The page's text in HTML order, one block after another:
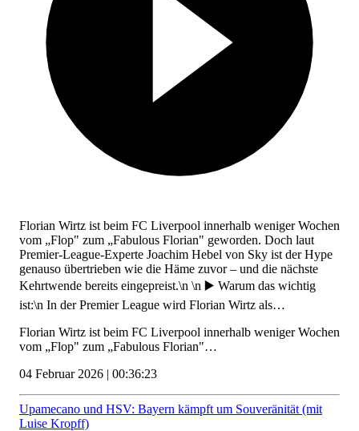
Florian Wirtz ist beim FC Liverpool innerhalb weniger Wochen
vom „Flop" zum „Fabulous Florian" geworden. Doch laut
Premier-League-Experte Joachim Hebel von Sky ist der Hype
genauso übertrieben wie die Häme zuvor – und die nächste
Kehrtwende bereits eingepreist.\n \n ▶️ Warum das wichtig
ist:\n In der Premier League wird Florian Wirtz als…
Florian Wirtz ist beim FC Liverpool innerhalb weniger Wochen
vom „Flop" zum „Fabulous Florian"…
04 Februar 2026 | 00:36:23
Upamecano und HSV: Bayern kämpft um Souveränität (mit
Luise Kropff)